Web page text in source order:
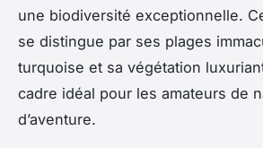
une biodiversité exceptionnelle.
se distingue par ses plages
turquoise et sa végétation
cadre idéal pour les amateurs de
d’aventure.